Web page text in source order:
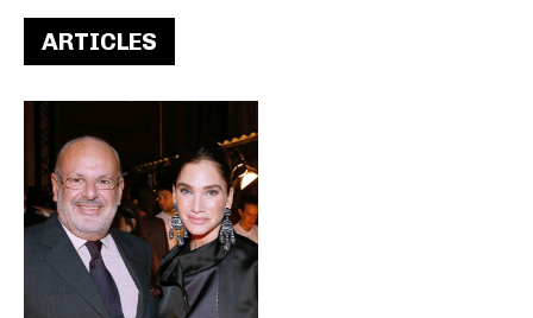
ARTICLES